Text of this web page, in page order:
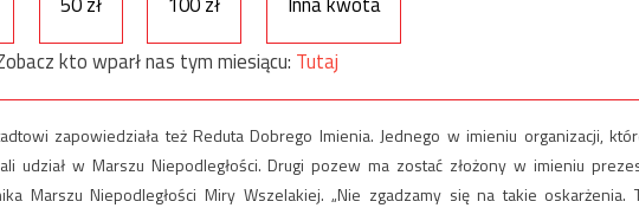
kto wparł nas tym miesiącu: Tutaj
zapowiedziała też Reduta Dobrego Imienia. Jednego w imieniu organizacji,
udział w Marszu Niepodległości. Drugi pozew ma zostać złożony w imieniu
Marszu Niepodległości Miry Wszelakiej. „Nie zgadzamy się na takie oskarżenia.